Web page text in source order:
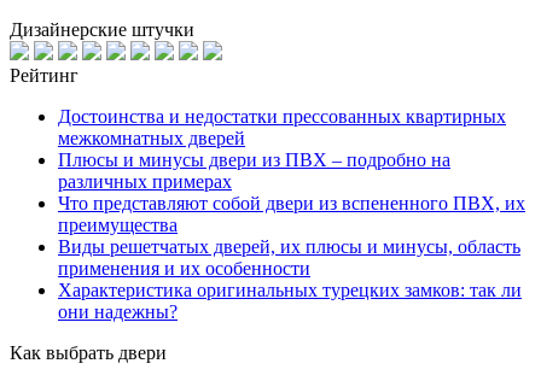
Дизайнерские штучки
Рейтинг
Достоинства и недостатки прессованных квартирных
межкомнатных дверей
Плюсы и минусы двери из ПВХ – подробно на
различных примерах
Что представляют собой двери из вспененного ПВХ, их
преимущества
Виды решетчатых дверей, их плюсы и минусы, область
применения и их особенности
Характеристика оригинальных турецких замков: так ли
они надежны?
Как выбрать двери